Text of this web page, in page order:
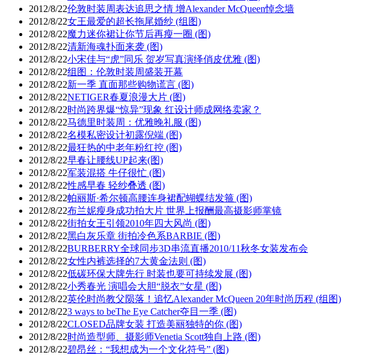
2012/8/22伦敦时装周表达追思之情 增Alexander McQueen悼念墙
2012/8/22女王最爱的超长拖尾婚纱 (组图)
2012/8/22魔力迷你裙让你节后再瘦一圈 (图)
2012/8/22清新海魂扑面来袭 (图)
2012/8/22小宋佳与“虎”同乐 贺岁写真演绎俏皮优雅 (图)
2012/8/22组图：伦敦时装周盛装开幕
2012/8/22新一季 直面那些购物谎言 (图)
2012/8/22NETIGER春夏浪漫大片 (图)
2012/8/22时尚跨界爆“惊异”现象 红设计师成网络卖家？
2012/8/22马德里时装周：优雅晚礼服 (图)
2012/8/22名模私密设计初露倪端 (图)
2012/8/22最狂热的中老年粉红控 (图)
2012/8/22早春让腰线UP起来(图)
2012/8/22军装混搭 牛仔很忙 (图)
2012/8/22性感早春 轻纱叠透 (图)
2012/8/22帕丽斯·希尔顿高腰连身裙配蝴蝶结发箍 (图)
2012/8/22布兰妮瘦身成功拍大片 世界上报酬最高摄影师掌镜
2012/8/22街拍女王引领2010年四大风尚 (图)
2012/8/22黑白灰乐章 街拍冷色系BARBIE (图)
2012/8/22BURBERRY全球同步3D串流直播2010/11秋冬女装发布会
2012/8/22女性内裤选择的7大黄金法则 (图)
2012/8/22低碳环保大牌先行 时装也要可持续发展 (图)
2012/8/22小秀春光 演唱会大胆“脱衣”女星 (图)
2012/8/22英伦时尚教父陨落！追忆Alexander McQueen 20年时尚历程 (组图)
2012/8/223 ways to beThe Eye Catcher夺目一季 (图)
2012/8/22CLOSED品牌女装 打造美丽独特的你 (图)
2012/8/22时尚造型师、摄影师Venetia Scott独自上路 (图)
2012/8/22碧昂丝：“我想成为一个文化符号” (图)